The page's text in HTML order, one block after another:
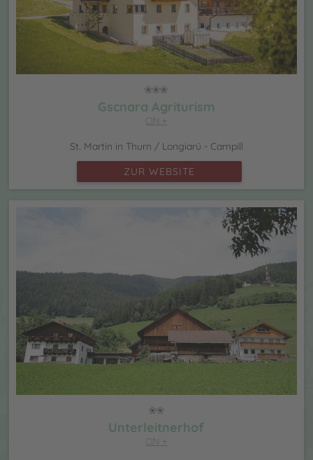
Gscnara Agriturism
CIN +
St. Martin in Thurn / Longiarü - Campill
ZUR WEBSITE
Unterleitnerhof
CIN +